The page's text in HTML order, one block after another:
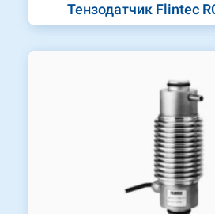
Тензодатчик Flintec